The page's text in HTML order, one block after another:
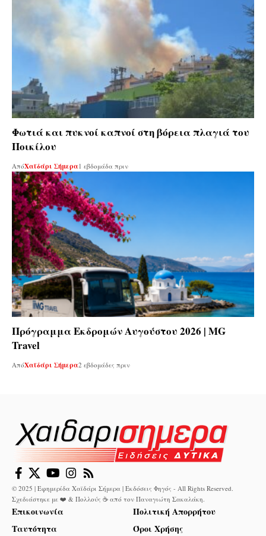
Φωτιά και πυκνοί καπνοί στη βόρεια πλαγιά του
Ποικίλου
ΑπόΧαϊδάρι Σήμερα 1 εβδομάδα πριν
Πρόγραμμα Εκδρομών Αυγούστου 2026 | MG
Travel
ΑπόΧαϊδάρι Σήμερα2 εβδομάδες πριν
© 2025 | Εφημερίδα Χαϊδάρι Σήμερα | Εκδόσεις Φηγός - All Rights Reserved.
Σχεδιάστηκε με ❤️ & Πολλούς ☕ από τον Παναγιώτη Σακαλάκη.
Επικοινωνία
Ταυτότητα
Πολιτική Απορρήτου
Όροι Χρήσης